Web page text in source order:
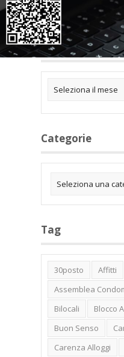
Archivi
Categorie
Tag
30posto Affitti
Assemblea
Bilocali
Blocco
Buon Senso
Carenza Alloggi